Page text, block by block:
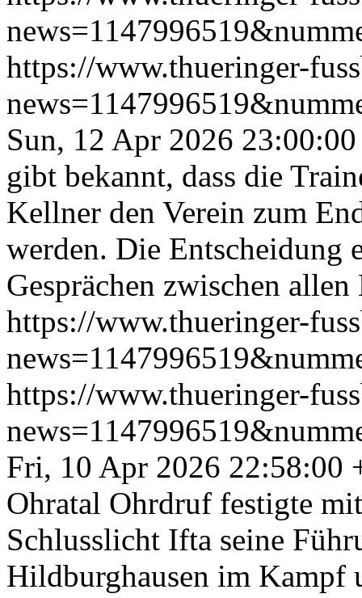
https://www.thueringer-
Sun, 12 Apr 2026
gibt bekannt, dass die
Kellner den Verein zum
werden. Die Entscheidung
Gesprächen zwischen
https://www.thueringer-
https://www.thueringer-
Fri, 10 Apr 2026 22:58:00
Ohratal Ohrdruf festigte
Schlusslicht Ifta seine
Hildburghausen im Kampf